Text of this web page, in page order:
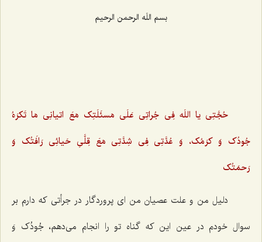
بسم اللَه الرحمن الرحیم‌
حُجَّتِى یا اللَه فِى جُراتِى عَلَى مَسئَلَتِک مَعَ اتیانِى مَا تَکرَهُ
جُودُک وَ کرَمُک، وَ عُدَّتِى فِى شِدَّتِى مَعَ قِلَّىِ حَیائِى رَافَتُک وَ
رَحمَتُک
دلیل من و علت عصیان من ای پروردگار در جرأتی که دارم بر
سوال خودم در عین این که گناه تو را انجام می‌دهم، جُودُک وَ